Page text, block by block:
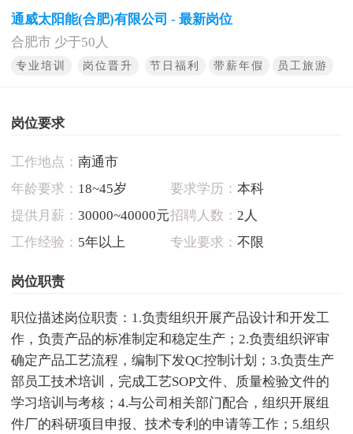
通威太阳能(合肥)有限公司 - 最新岗位
合肥市 少于50人
专业培训 岗位晋升 节日福利 带薪年假 员工旅游
岗位要求
工作地点： 南通市
年龄要求： 18~45岁 要求学历： 本科
提供月薪： 30000~40000元招聘人数： 2人
工作经验： 5年以上 专业要求： 不限
岗位职责
职位描述岗位职责：1.负责组织开展产品设计和开发工
作，负责产品的标准制定和稳定生产；2.负责组织评审
确定产品工艺流程，编制下发QC控制计划；3.负责生产
部员工技术培训，完成工艺SOP文件、质量检验文件的
学习培训与考核；4.与公司相关部门配合，组织开展组
件厂的科研项目申报、技术专利的申请等工作；5.组织